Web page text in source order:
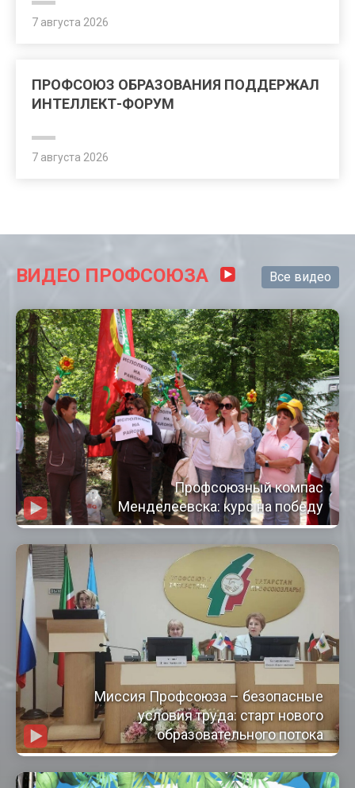
7 августа 2026
ПРОФСОЮЗ ОБРАЗОВАНИЯ ПОДДЕРЖАЛ
ИНТЕЛЛЕКТ-ФОРУМ
7 августа 2026
ВИДЕО ПРОФСОЮЗА Все видео
Профсоюзный компас
Менделеевска: курс на победу
Миссия Профсоюза – безопасные
условия труда: старт нового
образовательного потока